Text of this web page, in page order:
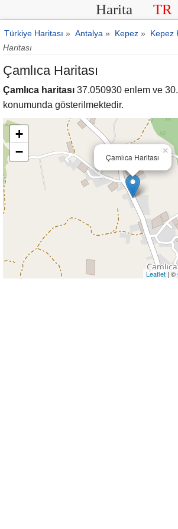
Harita TR
Türkiye Haritası » Antalya » Kepez » Kepez
Haritası
Çamlıca Haritası
Çamlıca haritası 37.050930 enlem ve
konumunda gösterilmektedir.
Çamlıca Haritası
×
+
−
Leaflet | ©